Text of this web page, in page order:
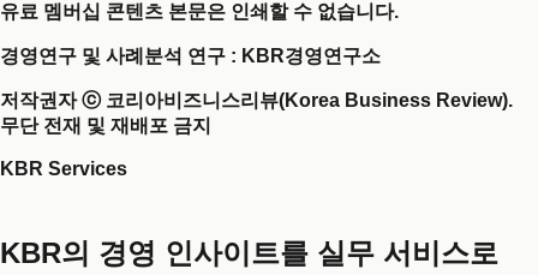
유료 멤버십 콘텐츠 본문은 인쇄할 수 없습니다.
경영연구 및 사례분석 연구 : KBR경영연구소
저작권자 ⓒ 코리아비즈니스리뷰(Korea Business Review).
무단 전재 및 재배포 금지
KBR Services
KBR의 경영 인사이트를 실무 서비스로